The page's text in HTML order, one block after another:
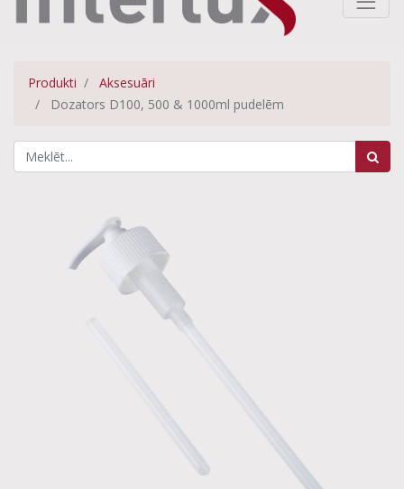
Produkti
Aksesuāri
Dozators D100, 500 & 1000ml pudelēm